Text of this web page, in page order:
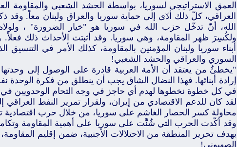
العمق الاستراتيجي لسوريا، بواسطة الحشد الشعبي والمقاومة
العراقي، كلّ ذلك أدّى إلى حماية سوريا والعراق ولبنان معاً.
الله، أنّ تدخّل حزب الله في سوريا هو "خيار الضرورة" ، ولولاه
ولكُسِرَ ظهر المقاومة، وهي سوريا. وقد أثبتت الأحداث ذلك
أبناء سوريا ولبنان المؤمنين بالمقاومة، كذلك الأمر في التنسيق
السوري والعراقي والحشد الشعبي!
"يخطئُ من يعتقد أن الأمة العربية قادرة على الوصول إلى
إرادة أبنائها. فهذا النضال الشاق يجب أن ينطلق من فكرة الوحدة
في كل خطوة نخطوها لهدم أي حاجز في وجه التحام الوحدويين في
لقد كان للدعم الاقتصادي من إيران، ولقرار تمرير النفط العراقي
محاولة كسر الحصار الغاشم على سوريا، من خلال حرب اقتصادية
وقد أكّدت الحرب التي شُنَّت على سوريا على أهمية المقاومة
بهدف تحرير المنطقة من الاحتلالات الأجنبية، ضمن إقليم
الصهيوني!